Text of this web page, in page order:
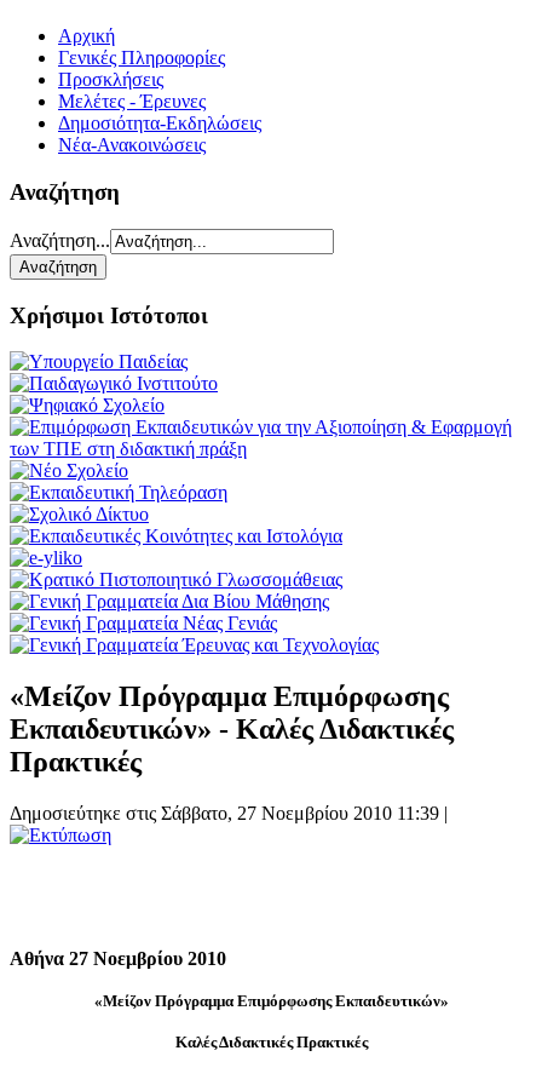
Αρχική
Γενικές Πληροφορίες
Προσκλήσεις
Μελέτες - Έρευνες
Δημοσιότητα-Εκδηλώσεις
Νέα-Ανακοινώσεις
Αναζήτηση
Αναζήτηση...
Χρήσιμοι Ιστότοποι
«Μείζον Πρόγραμμα Επιμόρφωσης
Εκπαιδευτικών» - Καλές Διδακτικές
Πρακτικές
Δημοσιεύτηκε στις Σάββατο, 27 Νοεμβρίου 2010 11:39 |
Αθήνα 27 Νοεμβρίου 2010
«Μείζον Πρόγραμμα Επιμόρφωσης Εκπαιδευτικών»
Καλές Διδακτικές Πρακτικές